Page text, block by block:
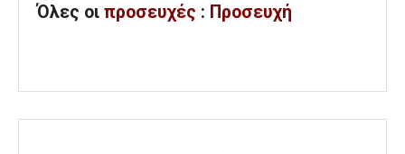
Όλες οι προσευχές : Προσευχή